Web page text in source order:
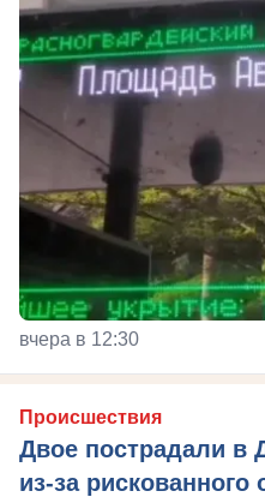
вчера в 12:30
Происшествия
Двое пострадали в
из-за рискованного